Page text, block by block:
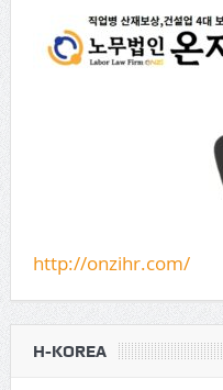
http://onzihr.com/
H-KOREA